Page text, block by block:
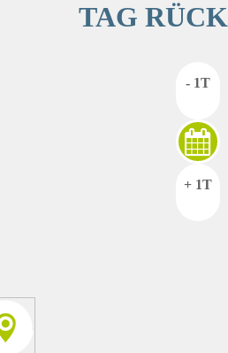
TAG
- 1T
+ 1T